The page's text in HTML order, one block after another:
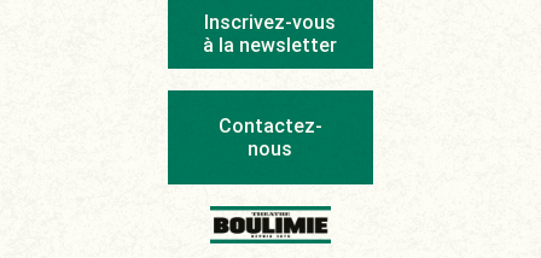
Inscrivez-vous
à la newsletter
Contactez-
nous